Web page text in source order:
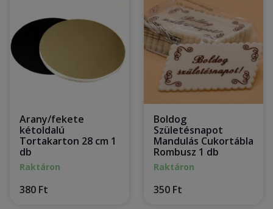
Arany/fekete
kétoldalú
Tortakarton 28 cm 1
db
Raktáron
380 Ft
Boldog
Születésnapot
Mandulás Cukortábla
Rombusz 1 db
Raktáron
350 Ft